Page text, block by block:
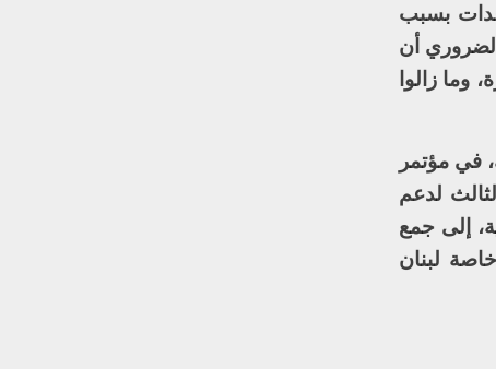
بسبب
أن
وما زالوا
في مؤتمر
لدعم
إلى جمع
لبنان